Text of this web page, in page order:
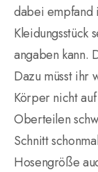
dabei empfand
Kleidungsstück
angaben kann.
Dazu müsst ihr
Körper nicht
Oberteilen
Schnitt
Hosengröße